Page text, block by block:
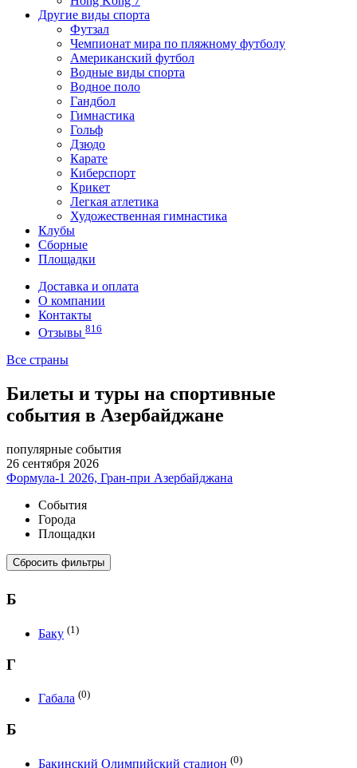
Другие виды спорта
Футзал
Чемпионат мира по пляжному футболу
Американский футбол
Водные виды спорта
Водное поло
Гандбол
Гимнастика
Гольф
Дзюдо
Карате
Киберспорт
Крикет
Легкая атлетика
Художественная гимнастика
Клубы
Сборные
Площадки
Доставка и оплата
О компании
Контакты
Отзывы 816
Все страны
Билеты и туры на спортивные
события в Азербайджане
популярные события
26 сентября 2026
Формула-1 2026, Гран-при Азербайджана
События
Города
Площадки
Сбросить фильтры
Б
Баку (1)
Г
Габала (0)
Б
Бакинский Олимпийский стадион (0)